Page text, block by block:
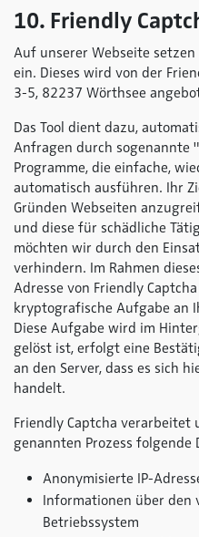
10. Friendly
Auf unserer Webseite setzen
ein. Dieses wird von der
3-5, 82237 Wörthsee
Das Tool dient dazu,
Anfragen durch sogenannte
Programme, die einfache,
automatisch ausführen. Ihr
Gründen Webseiten
und diese für schädliche
möchten wir durch den
verhindern. Im Rahmen
Adresse von Friendly
kryptografische Aufgabe an
Diese Aufgabe wird im
gelöst ist, erfolgt eine
an den Server, dass es sich
handelt.
Friendly Captcha verarbeitet
genannten Prozess folgende
Anonymisierte IP-
Informationen über den
Betriebssystem